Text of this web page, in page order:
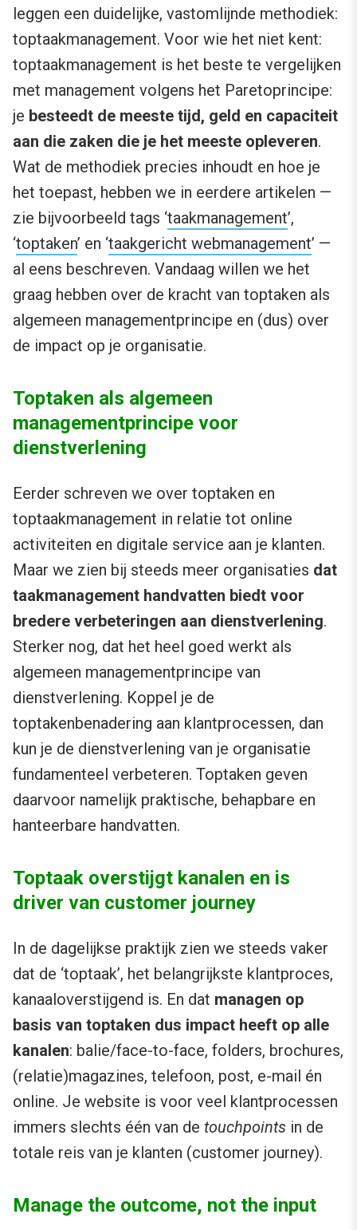
leggen een duidelijke, vastomlijnde methodiek:
toptaakmanagement. Voor wie het niet kent:
toptaakmanagement is het beste te vergelijken
met management volgens het Paretoprincipe:
je besteedt de meeste tijd, geld en capaciteit
aan die zaken die je het meeste opleveren.
Wat de methodiek precies inhoudt en hoe je
het toepast, hebben we in eerdere artikelen —
zie bijvoorbeeld tags ‘taakmanagement’,
‘toptaken’ en ‘taakgericht webmanagement’ —
al eens beschreven. Vandaag willen we het
graag hebben over de kracht van toptaken als
algemeen managementprincipe en (dus) over
de impact op je organisatie.
Toptaken als algemeen
managementprincipe voor
dienstverlening
Eerder schreven we over toptaken en
toptaakmanagement in relatie tot online
activiteiten en digitale service aan je klanten.
Maar we zien bij steeds meer organisaties dat
taakmanagement handvatten biedt voor
bredere verbeteringen aan dienstverlening.
Sterker nog, dat het heel goed werkt als
algemeen managementprincipe van
dienstverlening. Koppel je de
toptakenbenadering aan klantprocessen, dan
kun je de dienstverlening van je organisatie
fundamenteel verbeteren. Toptaken geven
daarvoor namelijk praktische, behapbare en
hanteerbare handvatten.
Toptaak overstijgt kanalen en is
driver van customer journey
In de dagelijkse praktijk zien we steeds vaker
dat de ‘toptaak’, het belangrijkste klantproces,
kanaaloverstijgend is. En dat managen op
basis van toptaken dus impact heeft op alle
kanalen: balie/face-to-face, folders, brochures,
(relatie)magazines, telefoon, post, e-mail én
online. Je website is voor veel klantprocessen
immers slechts één van de touchpoints in de
totale reis van je klanten (customer journey).
Manage the outcome, not the input